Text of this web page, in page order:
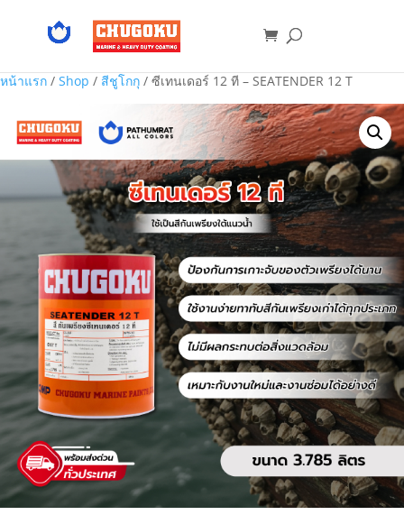
หน้าแรก / Shop / สีชูโกกุ / ซีเทนเดอร์ 12 ที – SEATENDER 12 T